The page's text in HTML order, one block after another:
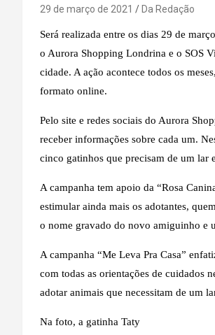
29 de março de 2021 Da Redação
Será realizada entre os dias 29 de
o Aurora Shopping Londrina e o SOS
cidade. A ação acontece todos os
formato online.
Pelo site e redes sociais do Aurora
receber informações sobre cada um.
cinco gatinhos que precisam de um lar
A campanha tem apoio da “Rosa
estimular ainda mais os adotantes,
o nome gravado do novo amiguinho e
A campanha “Me Leva Pra Casa”
com todas as orientações de cuidados
adotar animais que necessitam de um
Na foto, a gatinha Taty